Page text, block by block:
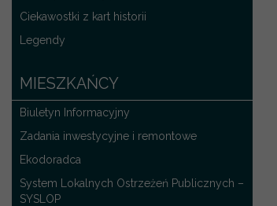
Ciekawostki z kart historii
Legendy
MIESZKAŃCY
Biuletyn Informacyjny
Zadania inwestycyjne i remontowe
Ekodoradca
System Lokalnych Ostrzeżeń Publicznych –
SYSLOP